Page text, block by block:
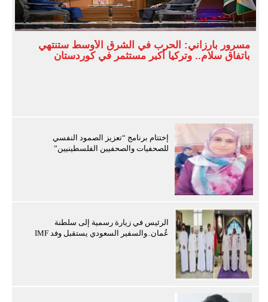
مسرور بارزاني: الحرب في الشرق الأوسط ستنتهي
باتفاق سلام.. وتركيا أكبر مستثمر في كوردستان
إختتام برنامج “تعزيز الصمود النفسي
للصحفيات والصحفيين الفلسطينيين”
الرئيس في زيارة رسمية إلى سلطنة
عُمان..والسفير السعودي يستقبل وفد IMF